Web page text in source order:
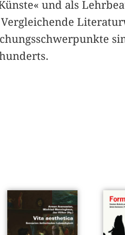
und als